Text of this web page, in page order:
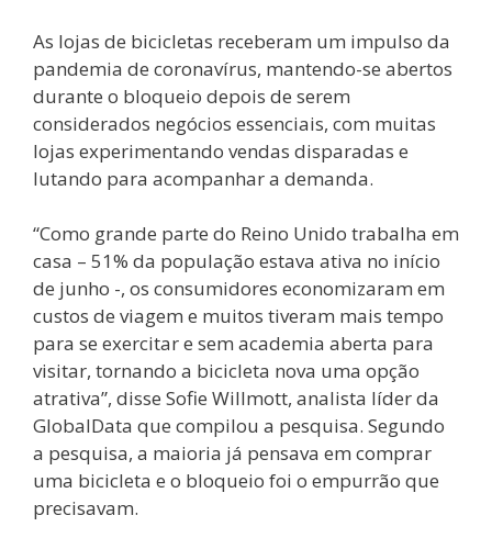
As lojas de bicicletas receberam um impulso da
pandemia de coronavírus, mantendo-se abertos
durante o bloqueio depois de serem
considerados negócios essenciais, com muitas
lojas experimentando vendas disparadas e
lutando para acompanhar a demanda.
“Como grande parte do Reino Unido trabalha em
casa – 51% da população estava ativa no início
de junho -, os consumidores economizaram em
custos de viagem e muitos tiveram mais tempo
para se exercitar e sem academia aberta para
visitar, tornando a bicicleta nova uma opção
atrativa”, disse Sofie Willmott, analista líder da
GlobalData que compilou a pesquisa. Segundo
a pesquisa, a maioria já pensava em comprar
uma bicicleta e o bloqueio foi o empurrão que
precisavam.